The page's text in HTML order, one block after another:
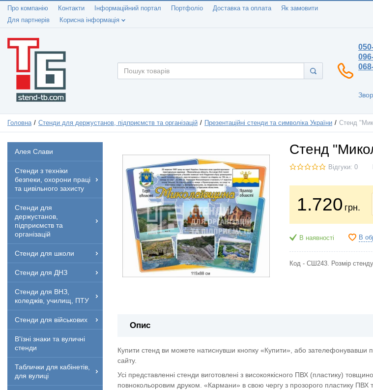
Про компанію Контакти Інформаційний портал Портфоліо Доставка та оплата
Як замовити
Для партнерів
Корисна інформація
Головна Стенди для держустанов, підприємств та організацій Презентаційні стенди та символіка України Стенд
Алея Слави
Стенди з техніки
безпеки, охорони праці
та цивільного захисту
Стенди для
держустанов,
підприємств та
організацій
Стенди для школи
Стенди для ДНЗ
Стенди для ВНЗ,
коледжів, училищ, ПТУ
Стенди для військових
В'їзні знаки та вуличні
стенди
Таблички для кабінетів,
для вулиці
Стенд
Відгуки: 0
1.720 грн.
В наявності В
Код - СШ243. Розмір
Опис
Купити стенд ви можете натиснувши кнопку «Купити», або зателефонувавши
сайту.
Усі представленні стенди виготовлені з високоякісного ПВХ (пластику)
повнокольоровим друком. «Кармани» в свою чергу з прозорого пластику